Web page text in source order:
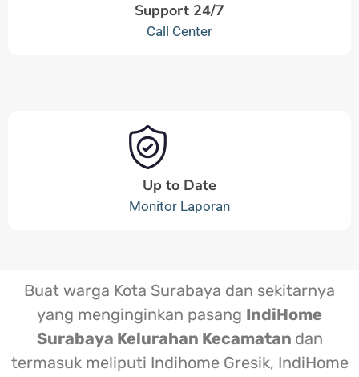
Support 24/7
Call Center
Up to Date
Monitor Laporan
Buat warga Kota Surabaya dan sekitarnya
yang menginginkan pasang IndiHome
Surabaya Kelurahan Kecamatan dan
termasuk meliputi Indihome Gresik, IndiHome